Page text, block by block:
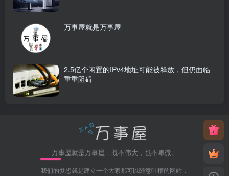
万事屋就是万事屋
2.5亿个闲置的IPv4地址可能被释放，但仍面临
重重阻碍
万事屋就是万事屋，既不伟大，也不卑微。
我们的梦想就是建立一个大家都可以随意吐槽的网站，